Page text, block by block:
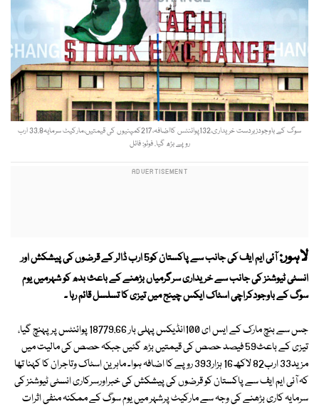
سوگ کے باوجودزبردست خریداری،132پوائنٹس کااضافہ،217کمپنیوں کی قیمتیں،مارکیٹ سرمایہ33.8 ارب
روپے بڑھ گیا. فوٹو: فائل
لاہور:
آئی ایم ایف کی جانب سے پاکستان کو5 ارب ڈالر کے قرضوں کی پیشکش اور
انسٹی ٹیوشنز کی جانب سے خریداری سرگرمیاں بڑھنے کے باعث بدھ کو شہرمیں یوم
سوگ کے باوجودکراچی اسٹاک ایکس چینج میں تیزی کا تسلسل قائم رہا ۔
جس سے بنچ مارک کے ایس ای 100انڈیکس پہلی بار 18779.66 پوائنٹس پرپہنچ گیا،
تیزی کے باعث59 فیصد حصص کی قیمتیں بڑھ گئیں جبکہ حصص کی مالیت میں
مزید33 ارب82 لاکھ16 ہزار393 روپے کا اضافہ ہوا۔ ماہرین اسٹاک وتاجران کا کہنا تھا
کہ آئی ایم ایف سے پاکستان کو قرضوں کی پیشکش کی خبراورسرکاری انسٹی ٹیوشنز کی
سرمایہ کاری بڑھنے کی وجہ سے مارکیٹ پرشہر میں یوم سوگ کے ممکنہ منفی اثرات